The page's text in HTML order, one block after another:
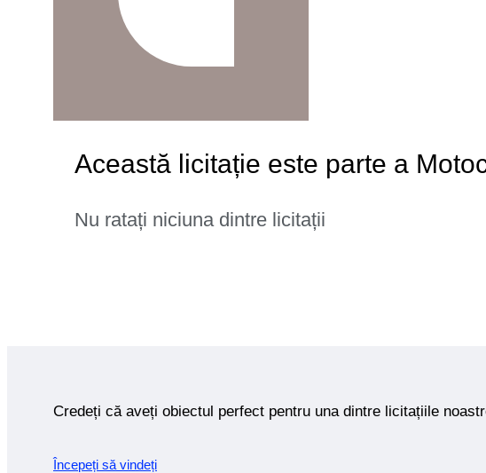
Această licitație este parte a
Nu ratați niciuna dintre licitații
Credeți că aveți obiectul perfect pentru una dintre licitațiile
Începeți să vindeți